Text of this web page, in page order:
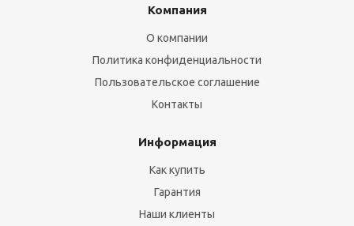
Компания
О компании
Политика конфиденциальности
Пользовательское соглашение
Контакты
Информация
Как купить
Гарантия
Наши клиенты